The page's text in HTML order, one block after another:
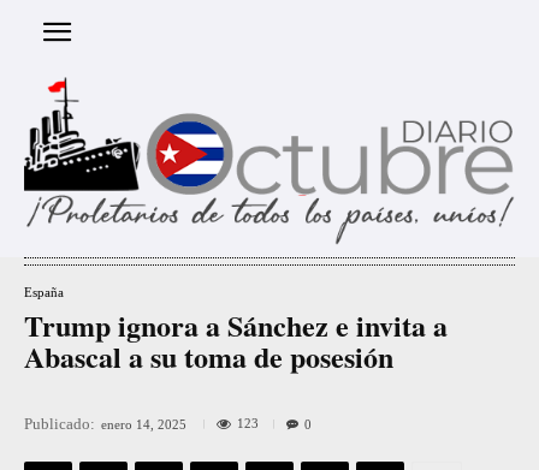
España
Trump ignora a Sánchez e invita a
Abascal a su toma de posesión
Publicado: enero 14, 2025 123 0